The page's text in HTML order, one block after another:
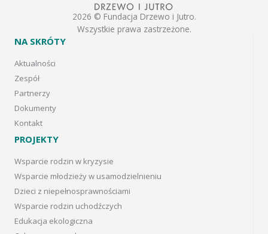
2026 © Fundacja Drzewo i Jutro.
Wszystkie prawa zastrzeżone.
NA SKRÓTY
Aktualności
Zespół
Partnerzy
Dokumenty
Kontakt
PROJEKTY
Wsparcie rodzin w kryzysie
Wsparcie młodzieży w usamodzielnieniu
Dzieci z niepełnosprawnościami
Wsparcie rodzin uchodźczych
Edukacja ekologiczna